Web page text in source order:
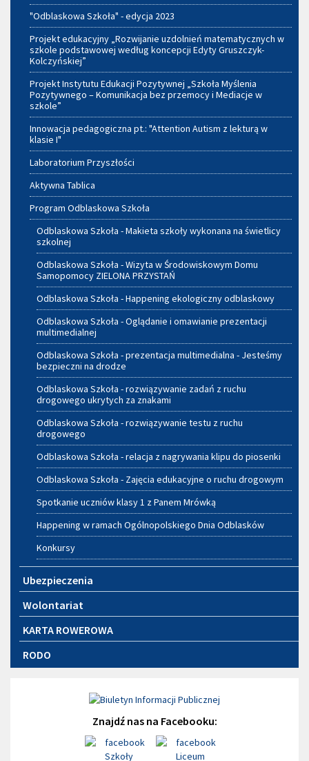
"Odblaskowa Szkoła" - edycja 2023
Projekt edukacyjny „Rozwijanie uzdolnień matematycznych w
szkole podstawowej według koncepcji Edyty Gruszczyk-
Kolczyńskiej”
Projekt Instytutu Edukacji Pozytywnej „Szkoła Myślenia
Pozytywnego – Komunikacja bez przemocy i Mediacje w
szkole”
Innowacja pedagogiczna pt.: "Attention Autism z lekturą w
klasie I"
Laboratorium Przyszłości
Aktywna Tablica
Program Odblaskowa Szkoła
Odblaskowa Szkoła - Makieta szkoły wykonana na świetlicy
szkolnej
Odblaskowa Szkoła - Wizyta w Środowiskowym Domu
Samopomocy ZIELONA PRZYSTAŃ
Odblaskowa Szkoła - Happening ekologiczny odblaskowy
Odblaskowa Szkoła - Oglądanie i omawianie prezentacji
multimedialnej
Odblaskowa Szkoła - prezentacja multimedialna - Jesteśmy
bezpieczni na drodze
Odblaskowa Szkoła - rozwiązywanie zadań z ruchu
drogowego ukrytych za znakami
Odblaskowa Szkoła - rozwiązywanie testu z ruchu
drogowego
Odblaskowa Szkoła - relacja z nagrywania klipu do piosenki
Odblaskowa Szkoła - Zajęcia edukacyjne o ruchu drogowym
Spotkanie uczniów klasy 1 z Panem Mrówką
Happening w ramach Ogólnopolskiego Dnia Odblasków
Konkursy
Ubezpieczenia
Wolontariat
KARTA ROWEROWA
RODO
Znajdź nas na Facebooku: